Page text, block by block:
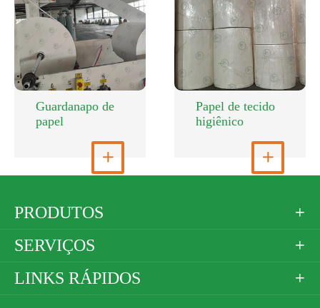
Guardanapo de
papel
Ver mais

Papel de tecido
higiênico
Ver mais

PRODUTOS 
SERVIÇOS 
LINKS RÁPIDOS 